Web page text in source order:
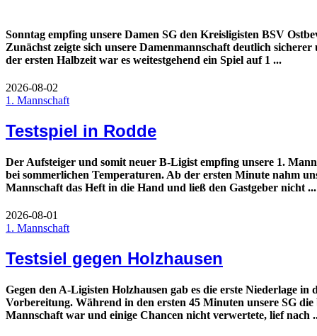
Sonntag empfing unsere Damen SG den Kreisligisten BSV
Zunächst zeigte sich unsere Damenmannschaft deutlich sicherer
der ersten Halbzeit war es weitestgehend ein Spiel auf 1 ...
2026-08-02
1. Mannschaft
Testspiel in Rodde
Der Aufsteiger und somit neuer B-Ligist empfing unsere 1.
bei sommerlichen Temperaturen. Ab der ersten Minute nahm
Mannschaft das Heft in die Hand und ließ den Gastgeber nicht ...
2026-08-01
1. Mannschaft
Testsiel gegen Holzhausen
Gegen den A-Ligisten Holzhausen gab es die erste Niederlage in
Vorbereitung. Während in den ersten 45 Minuten unsere SG die
Mannschaft war und einige Chancen nicht verwertete, lief nach